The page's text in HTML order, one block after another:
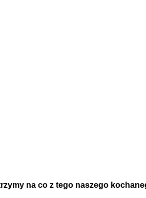
na co z tego naszego